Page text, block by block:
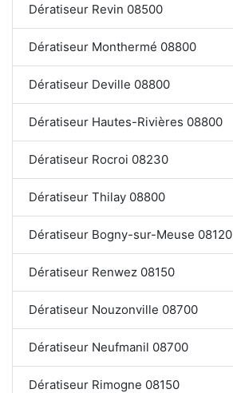
Dératiseur Revin 08500
Dératiseur Monthermé 08800
Dératiseur Deville 08800
Dératiseur Hautes-Rivières 08800
Dératiseur Rocroi 08230
Dératiseur Thilay 08800
Dératiseur Bogny-sur-Meuse 08120
Dératiseur Renwez 08150
Dératiseur Nouzonville 08700
Dératiseur Neufmanil 08700
Dératiseur Rimogne 08150